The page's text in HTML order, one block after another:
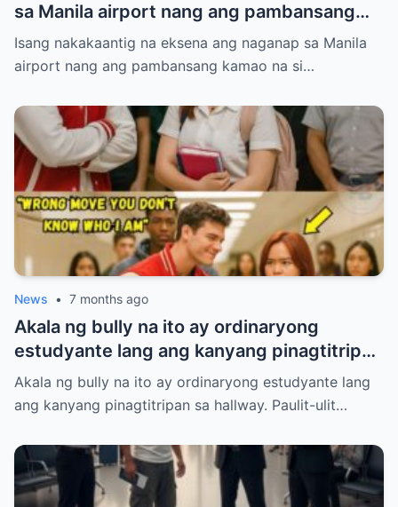
sa Manila airport nang ang pambansang
kamao na si Manny Pacquiao ay
paghintayin at hiyain ng mga immigration
Isang nakakaantig na eksena ang naganap sa Manila
airport nang ang pambansang kamao na si…
News • 7 months ago
Akala ng bully na ito ay ordinaryong
estudyante lang ang kanyang pinagtitripan
sa hallway. Paulit-ulit niyang hinamak,
tinulak, at pinahiya ang isang tahimik na
laking gulat ng lahat nang lumabas ang
katotohanan—ang babaeng inaapi niya ay
walang iba kundi si Princess Pacquiao, ang
Akala ng bully na ito ay ordinaryong estudyante lang
ang kanyang pinagtitripan sa hallway. Paulit-ulit…